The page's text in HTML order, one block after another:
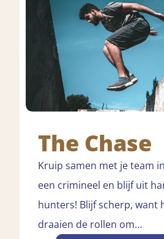
The Chase
Kruip samen met je team
een crimineel en blijf uit
hunters! Blijf scherp, want
draaien de rollen om…